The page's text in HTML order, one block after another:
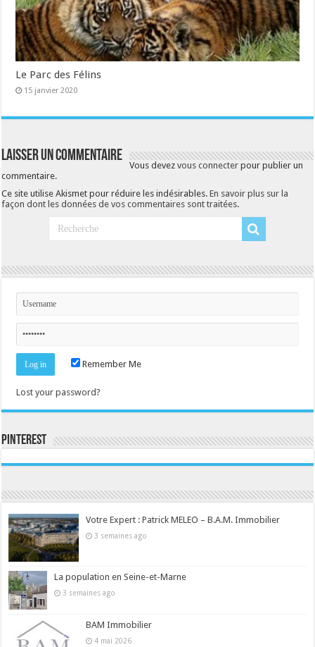
Le Parc des Félins
15 janvier 2020
Laisser un commentaire
Vous devezvous connecter pour publier un
commentaire.
Ce site utilise Akismet pour réduire les indésirables.En savoir plus sur la
façon dont les données de vos commentaires sont traitées.
Remember Me
Lost your password?
Pinterest
Votre Expert : Patrick MELEO – B.A.M. Immobilier
3 semaines ago
La population en Seine-et-Marne
3 semaines ago
BAM Immobilier
4 mai 2026